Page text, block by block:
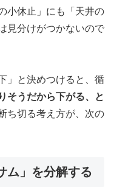
小休止」にも「天井の
見分けがつかないので
」と決めつけると、循
そうだから下がる、と
ち切る考え方が、次の
ム」を分解する